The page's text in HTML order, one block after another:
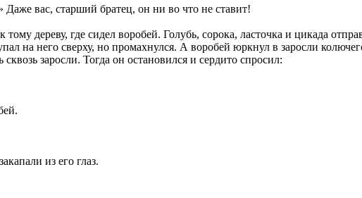
вас, старший братец, он ни во что не ставит!
дереву, где сидел воробей. Голубь, сорока, ласточка и цикада
на него сверху, но промахнулся. А воробей юркнул в заросли
заросли. Тогда он остановился и сердито спросил:
из его глаз.